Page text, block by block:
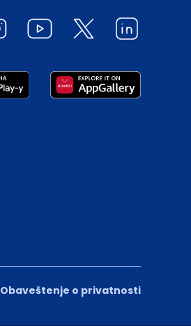
Obaveštenje o privatnosti